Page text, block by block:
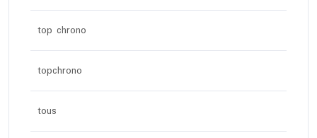
top chrono
topchrono
tous